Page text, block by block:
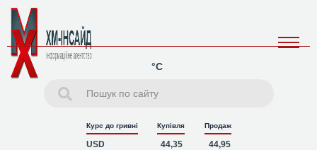
°C
Курс до гривні Купівля Продаж
USD 44,35 44,95